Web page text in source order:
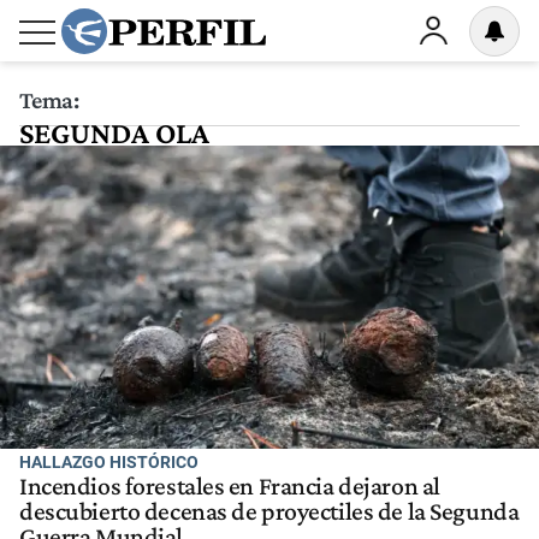
Tema:
SEGUNDA OLA
HALLAZGO HISTÓRICO
Incendios forestales en Francia dejaron al
descubierto decenas de proyectiles de la Segunda